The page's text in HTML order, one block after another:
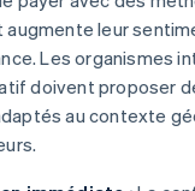
augmente leur
Les organismes
doivent proposer
au contexte